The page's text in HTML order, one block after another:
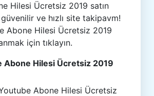
Hilesi Ücretsiz 2019 satın
ve hızlı site takipavm!
Abone Hilesi Ücretsiz 2019
için tıklayın.
Abone Hilesi Ücretsiz 2019
Abone Hilesi Ücretsiz